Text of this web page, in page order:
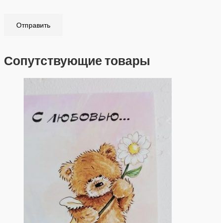
Сопутствующие товары